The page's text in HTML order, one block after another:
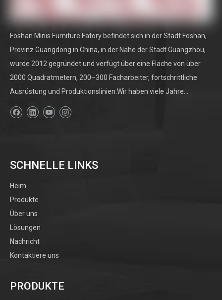
Foshan Minis Furniture Fatory befindet sich in der Stadt Foshan,
Provinz Guangdong in China, in der Nähe der Stadt Guangzhou,
wurde 2012 gegründet und verfügt über eine Fläche von über
2000 Quadratmetern, 200–300 Facharbeiter, fortschrittliche
Ausrüstung und Produktionslinien.Wir haben viele Jahre...
SCHNELLE LINKS
Heim
Produkte
Über uns
Lösungen
Nachricht
Kontaktiere uns
PRODUKTE